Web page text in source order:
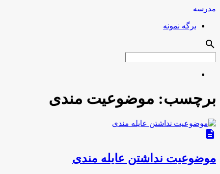
مدرسه
برگه نمونه
search
برچسب: موضوعیت مندی
description
موضوعیت نداشتن عایله مندی